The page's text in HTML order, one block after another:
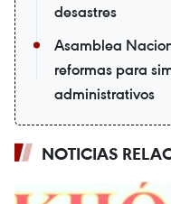
desastres
Asamblea
reformas para
administrativos
NOTICIAS